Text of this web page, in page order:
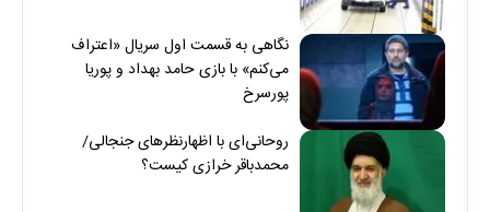
نگاهی به قسمت اول سریال «اعتراف
می‌کنم» با بازی حامد بهداد و پوریا
پورسرخ
روحانی‌ای با اظهارنظرهای جنجالی/
محمدباقر خرازی کیست؟